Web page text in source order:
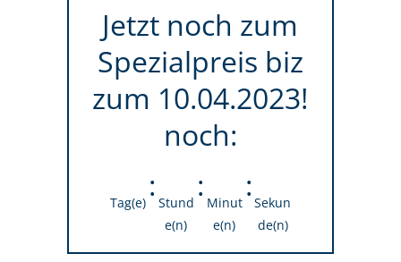
Jetzt noch zum
Spezialpreis biz
zum 10.04.2023!
noch:
Tag(e) : Stund
e(n)
: Minut
e(n)
: Sekun
de(n)